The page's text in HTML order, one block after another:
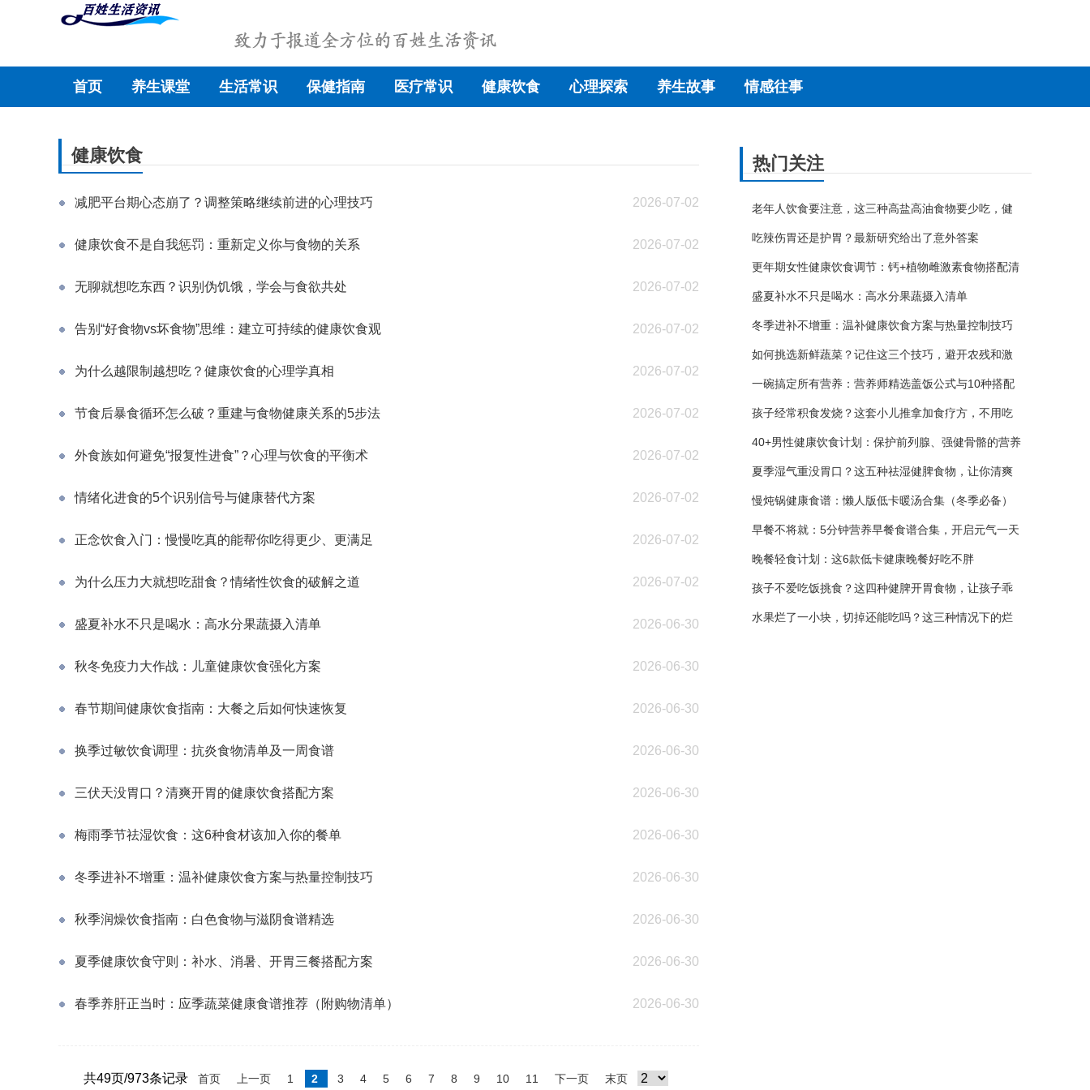
首页 养生课堂 生活常识 保健指南 医疗常识 健康饮食 心理探索 养生故事 情感往事
健康饮食
2026-07-02
减肥平台期心态崩了？调整策略继续前进的心理技巧
2026-07-02
健康饮食不是自我惩罚：重新定义你与食物的关系
2026-07-02
无聊就想吃东西？识别伪饥饿，学会与食欲共处
2026-07-02
告别“好食物vs坏食物”思维：建立可持续的健康饮食观
2026-07-02
为什么越限制越想吃？健康饮食的心理学真相
2026-07-02
节食后暴食循环怎么破？重建与食物健康关系的5步法
2026-07-02
外食族如何避免“报复性进食”？心理与饮食的平衡术
2026-07-02
情绪化进食的5个识别信号与健康替代方案
2026-07-02
正念饮食入门：慢慢吃真的能帮你吃得更少、更满足
2026-07-02
为什么压力大就想吃甜食？情绪性饮食的破解之道
2026-06-30
盛夏补水不只是喝水：高水分果蔬摄入清单
2026-06-30
秋冬免疫力大作战：儿童健康饮食强化方案
2026-06-30
春节期间健康饮食指南：大餐之后如何快速恢复
2026-06-30
换季过敏饮食调理：抗炎食物清单及一周食谱
2026-06-30
三伏天没胃口？清爽开胃的健康饮食搭配方案
2026-06-30
梅雨季节祛湿饮食：这6种食材该加入你的餐单
2026-06-30
冬季进补不增重：温补健康饮食方案与热量控制技巧
2026-06-30
秋季润燥饮食指南：白色食物与滋阴食谱精选
2026-06-30
夏季健康饮食守则：补水、消暑、开胃三餐搭配方案
2026-06-30
春季养肝正当时：应季蔬菜健康食谱推荐（附购物清单）
共49页/973条记录 首页 上一页 1 2 3 4 5 6 7 8 9 10 11 下一页 末页
热门关注
老年人饮食要注意，这三种高盐高油食物要少吃，健
吃辣伤胃还是护胃？最新研究给出了意外答案
更年期女性健康饮食调节：钙+植物雌激素食物搭配清
盛夏补水不只是喝水：高水分果蔬摄入清单
冬季进补不增重：温补健康饮食方案与热量控制技巧
如何挑选新鲜蔬菜？记住这三个技巧，避开农残和激
一碗搞定所有营养：营养师精选盖饭公式与10种搭配
孩子经常积食发烧？这套小儿推拿加食疗方，不用吃
40+男性健康饮食计划：保护前列腺、强健骨骼的营养
夏季湿气重没胃口？这五种祛湿健脾食物，让你清爽
慢炖锅健康食谱：懒人版低卡暖汤合集（冬季必备）
早餐不将就：5分钟营养早餐食谱合集，开启元气一天
晚餐轻食计划：这6款低卡健康晚餐好吃不胖
孩子不爱吃饭挑食？这四种健脾开胃食物，让孩子乖
水果烂了一小块，切掉还能吃吗？这三种情况下的烂